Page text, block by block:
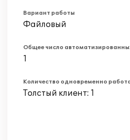
Вариант работы
Файловый
Общее число
1
Количество одновременно
Толстый клиент: 1